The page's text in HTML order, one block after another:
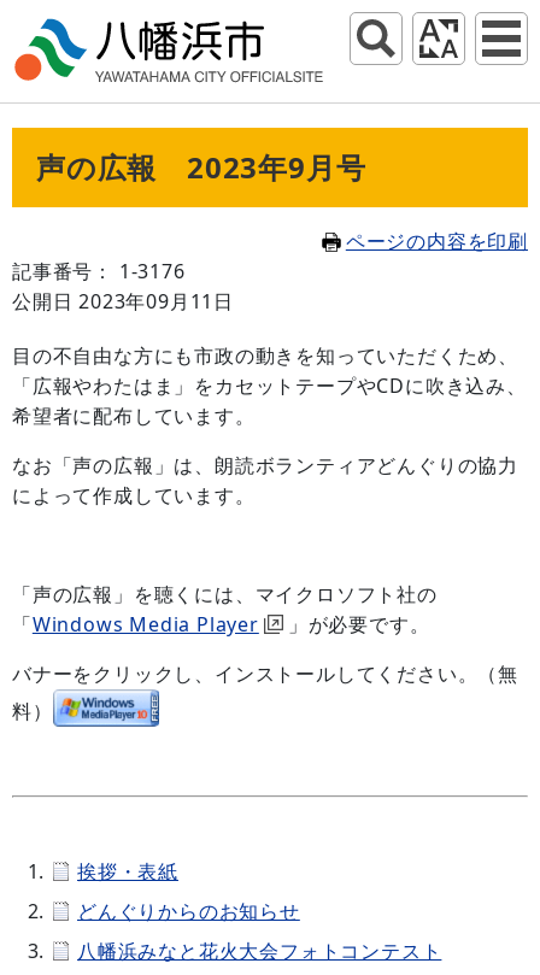
声の広報 2023年9月号
ページの内容を印刷
記事番号： 1-3176
公開日 2023年09月11日
目の不自由な方にも市政の動きを知っていただくため、
「広報やわたはま」をカセットテープやCDに吹き込み、
希望者に配布しています。
なお「声の広報」は、朗読ボランティアどんぐりの協力
によって作成しています。
「声の広報」を聴くには、マイクロソフト社の
「Windows Media Player
」が必要です。
バナーをクリックし、インストールしてください。（無
料）
挨拶・表紙
どんぐりからのお知らせ
八幡浜みなと花火大会フォトコンテスト